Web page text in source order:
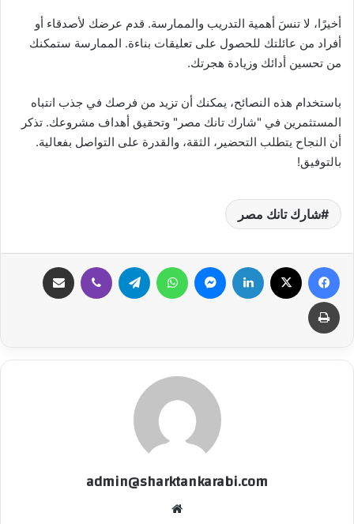
أخيرًا، لا تنسَ أهمية التدريب والممارسة. قدم عرضك لأصدقاء أو
أفراد من عائلتك للحصول على تعليقات بناءة. الممارسة ستمكنك
من تحسين أدائك وزيادة هجرتك.
باستخدام هذه النصائح، يمكنك أن تزيد من فرصك في جذب انتباه
المستثمرين في "شارك تانك مصر" وتحقيق أهداف مشروعك. تذكر
أن النجاح يتطلب التحضير، الثقة، والقدرة على التواصل بفعالية.
بالتوفيق!
شارك تانك مصر
فيسبوك لينكدإن ماسنجر واتساب تيلقرام ڤايبر
طباعة
admin@sharktankarabi.com